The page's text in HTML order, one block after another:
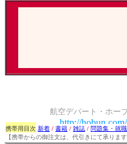
携帯用目次 新着 / 書籍 / 雑誌 / 問題集・就職
【携帯からの御注文は、代引きにて承りま